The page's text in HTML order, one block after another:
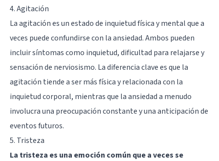
4. Agitación
La agitación es un estado de inquietud física y mental que a
veces puede confundirse con la ansiedad. Ambos pueden
incluir síntomas como inquietud, dificultad para relajarse y
sensación de nerviosismo. La diferencia clave es que la
agitación tiende a ser más física y relacionada con la
inquietud corporal, mientras que la ansiedad a menudo
involucra una preocupación constante y una anticipación de
eventos futuros.
5. Tristeza
La tristeza es una emoción común que a veces se